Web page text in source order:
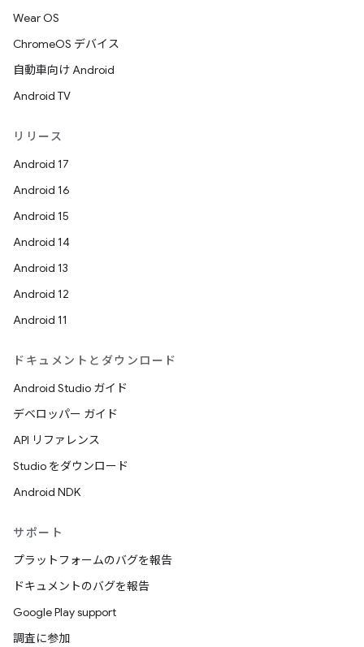
Wear OS
ChromeOS デバイス
自動車向け Android
Android TV
リリース
Android 17
Android 16
Android 15
Android 14
Android 13
Android 12
Android 11
ドキュメントとダウンロード
Android Studio ガイド
デベロッパー ガイド
API リファレンス
Studio をダウンロード
Android NDK
サポート
プラットフォームのバグを報告
ドキュメントのバグを報告
Google Play support
調査に参加